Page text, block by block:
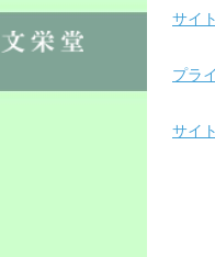
サイ
プラ
サイ